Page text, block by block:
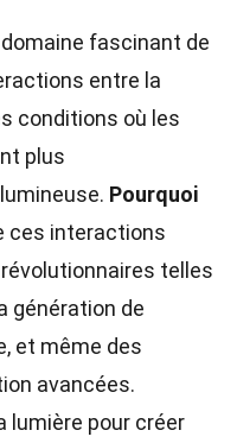
fascinant de
entre la
conditions où les
plus
Pourquoi
ces interactions
telles
génération de
et même des
avancées.
lumière pour créer